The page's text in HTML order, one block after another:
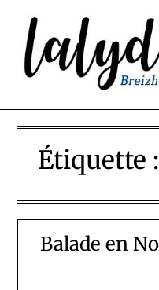
content
Étiquette :
Balade en